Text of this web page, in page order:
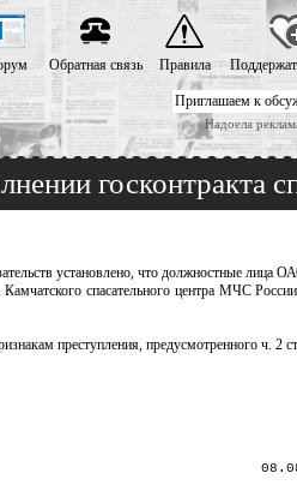
Приглашаем к
Надоела
Обратная связь Правила
госконтракта
установлено, что должностные лица
спасательного центра МЧС
преступления, предусмотренного ч. 2